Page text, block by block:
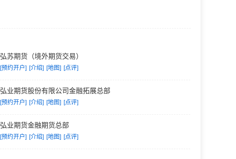
弘苏期货（境外期货交易）
[预约开户] [介绍] [地图] [点评]
弘业期货股份有限公司金融拓展总部
[预约开户] [介绍] [地图] [点评]
弘业期货金融期货总部
[预约开户] [介绍] [地图] [点评]